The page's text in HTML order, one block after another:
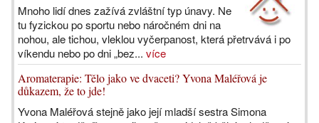
Mnoho lidí dnes zažívá zvláštní typ únavy. Ne
tu fyzickou po sportu nebo náročném dni na
nohou, ale tichou, vleklou vyčerpanost, která přetrvává i po
víkendu nebo po dni „bez... více
Aromaterapie: Tělo jako ve dvaceti? Yvona Maléřová je
důkazem, že to jde!
Yvona Maléřová stejně jako její mladší sestra Simona